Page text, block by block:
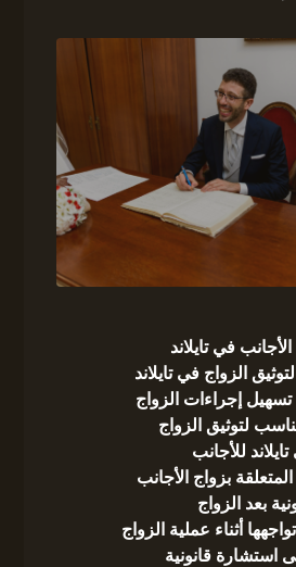
في تايلاند
الزواج في تايلاند
إجراءات الزواج
لتوثيق الزواج
للأجانب
المتعلقة بزواج الأجانب
بعد الزواج
أثناء عملية الزواج
استشارة قانونية